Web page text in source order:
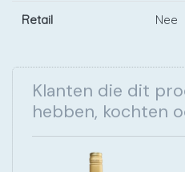
Retail Nee
Klanten die dit
hebben, kochten